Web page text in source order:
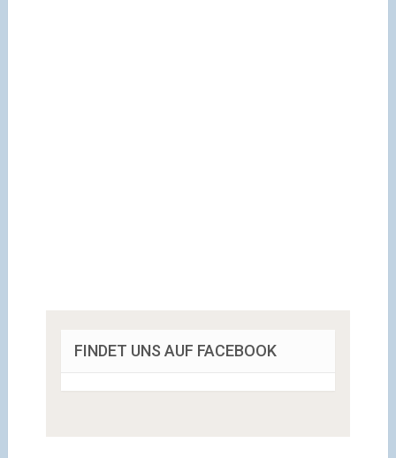
FINDET UNS AUF FACEBOOK